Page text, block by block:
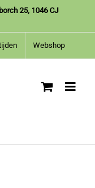
25, 1046 CJ
Webshop